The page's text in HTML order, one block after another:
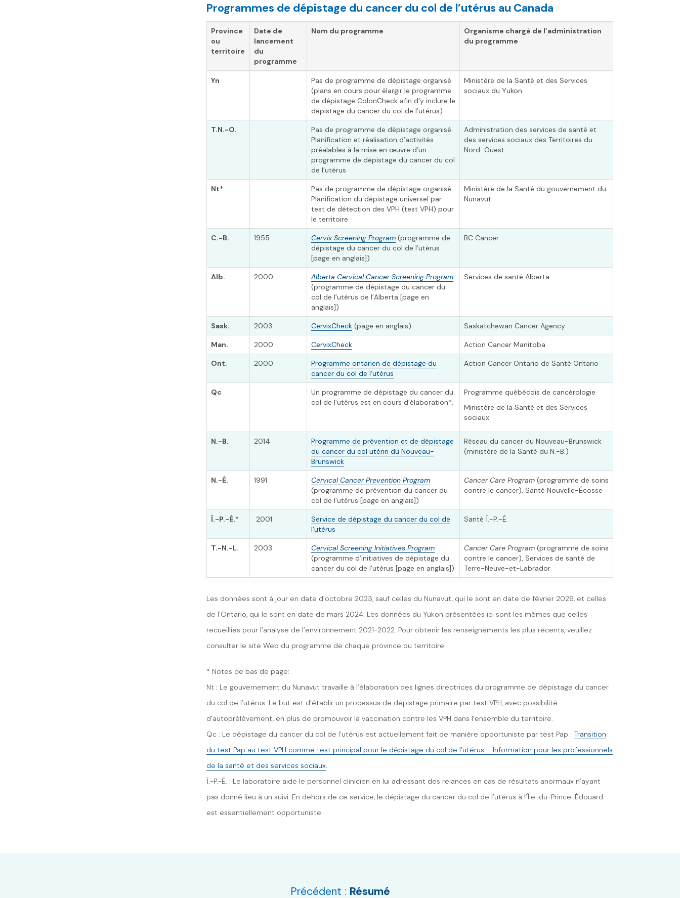
Programmes de dépistage du cancer du col de l’utérus au Canada
Province
ou
territoire
Date de
lancement
du
programme
Nom du programme
Organisme chargé de l’administration
du programme
Yn
Pas de programme de dépistage organisé
(plans en cours pour élargir le programme
de dépistage ColonCheck afin d’y inclure le
dépistage du cancer du col de l’utérus)
Ministère de la Santé et des Services
sociaux du Yukon
T.N.-O.
Pas de programme de dépistage organisé.
Planification et réalisation d’activités
préalables à la mise en œuvre d’un
programme de dépistage du cancer du col
de l’utérus
Administration des services de santé et
des services sociaux des Territoires du
Nord-Ouest
Nt*
Pas de programme de dépistage organisé.
Planification du dépistage universel par
test de détection des VPH (test VPH) pour
le territoire.
Ministère de la Santé du gouvernement du
Nunavut
C.-B. 1955 Cervix Screening Program (programme de
dépistage du cancer du col de l’utérus
[page en anglais])
BC Cancer
Alb. 2000
Alberta Cervical Cancer Screening Program
(programme de dépistage du cancer du
col de l’utérus de l’Alberta [page en
anglais])
Services de santé Alberta
Sask. 2003 CervixCheck (page en anglais) Saskatchewan Cancer Agency
Man. 2000 CervixCheck Action Cancer Manitoba
Ont. 2000
Programme ontarien de dépistage du
cancer du col de l’utérus
Action Cancer Ontario de Santé Ontario
Qc
Un programme de dépistage du cancer du
col de l’utérus est en cours d’élaboration*.
Programme québécois de cancérologie
Ministère de la Santé et des Services
sociaux
N.-B. 2014
Programme de prévention et de dépistage
du cancer du col utérin du Nouveau-
Brunswick
Réseau du cancer du Nouveau-Brunswick
(ministère de la Santé du N.-B.)
N.-É. 1991
Cervical Cancer Prevention Program
(programme de prévention du cancer du
col de l’utérus [page en anglais])
Cancer Care Program (programme de soins
contre le cancer), Santé Nouvelle-Écosse
Î.-P.-É.* 2001
Service de dépistage du cancer du col de
l’utérus
Santé Î.-P.-É.
T.-N.-L. 2003
Cervical Screening Initiatives Program
(programme d’initiatives de dépistage du
cancer du col de l’utérus [page en anglais])
Cancer Care Program (programme de soins
contre le cancer), Services de santé de
Terre-Neuve-et-Labrador
Les données sont à jour en date d’octobre 2023, sauf celles du Nunavut, qui le sont en date de février 2026, et celles
de l’Ontario, qui le sont en date de mars 2024. Les données du Yukon présentées ici sont les mêmes que celles
recueillies pour l’analyse de l’environnement 2021-2022. Pour obtenir les renseignements les plus récents, veuillez
consulter le site Web du programme de chaque province ou territoire.
* Notes de bas de page:
Nt : Le gouvernement du Nunavut travaille à l’élaboration des lignes directrices du programme de dépistage du cancer
du col de l’utérus. Le but est d’établir un processus de dépistage primaire par test VPH, avec possibilité
d’autoprélèvement, en plus de promouvoir la vaccination contre les VPH dans l’ensemble du territoire.
Qc : Le dépistage du cancer du col de l’utérus est actuellement fait de manière opportuniste par test Pap : Transition
du test Pap au test VPH comme test principal pour le dépistage du col de l’utérus – Information pour les professionnels
de la santé et des services sociaux
Î.-P.-É. : Le laboratoire aide le personnel clinicien en lui adressant des relances en cas de résultats anormaux n’ayant
pas donné lieu à un suivi. En dehors de ce service, le dépistage du cancer du col de l’utérus à l’Île-du-Prince-Édouard
est essentiellement opportuniste.
Précédent : Résumé